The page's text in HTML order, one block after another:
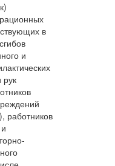
в
и
рук
работников